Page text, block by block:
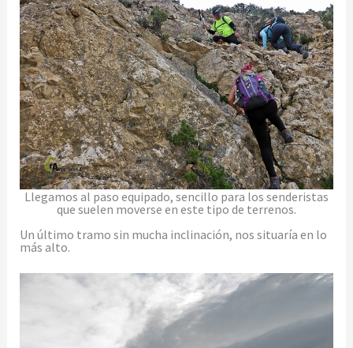
Llegamos al paso equipado, sencillo para los senderistas
que suelen moverse en este tipo de terrenos.
Un último tramo sin mucha inclinación, nos situaría en lo
más alto.